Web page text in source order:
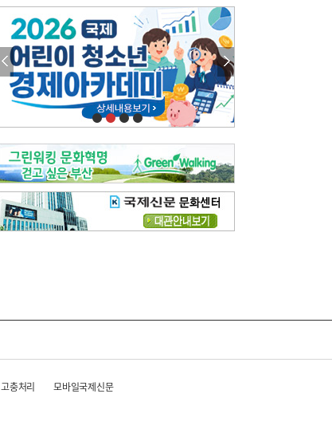
의령 한우산 털중나리
한 손 뉴스[전체보기]
시민이 개발한 폭염 대응 앱 ‘그늘로’ 길안내 지도 등 인기
골목 맛집 발굴 고메 셀렉션…부산시, 페스티벌 시월 연계
오늘의 날씨-[전체보기]
오늘의 날씨- 2026년 8월 7일
오늘의 날씨- 2026년 8월 6일
우리 결혼해요-[전체보기]
우리 결혼해요- 김홍윤·정세빈 커플
고충처리
모바일국제신문